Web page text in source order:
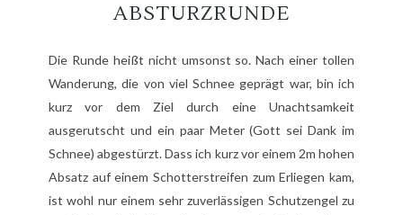
ABSTURZRUNDE
Die Runde heißt nicht umsonst so. Nach einer tollen
Wanderung, die von viel Schnee geprägt war, bin ich
kurz vor dem Ziel durch eine Unachtsamkeit
ausgerutscht und ein paar Meter (Gott sei Dank im
Schnee) abgestürzt. Dass ich kurz vor einem 2m hohen
Absatz auf einem Schotterstreifen zum Erliegen kam,
ist wohl nur einem sehr zuverlässigen Schutzengel zu